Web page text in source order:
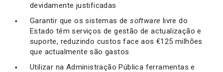
devidamente justificadas
Garantir que os sistemas desoftware livre do
Estado têm serviços de gestão de actualização e
suporte, reduzindo custos face aos €125 milhões
que actualmente são gastos
Utilizar na Administração Pública ferramentas e